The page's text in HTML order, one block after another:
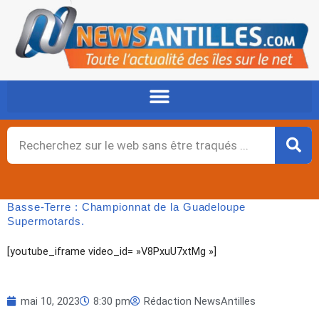
contenu
Rechercher
Basse-Terre : Championnat de la Guadeloupe
Supermotards.
[youtube_iframe video_id= »V8PxuU7xtMg »]
mai 10, 2023 8:30 pm Rédaction NewsAntilles